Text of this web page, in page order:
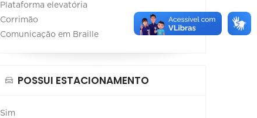
Plataforma elevatória
Corrimão
Comunicação em Braille
POSSUI ESTACIONAMENTO
Sim